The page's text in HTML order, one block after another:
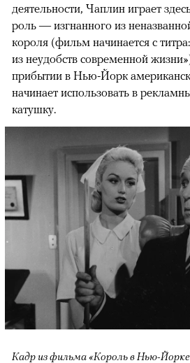
деятельности, Чаплин играет
роль — изгнанного из
короля (фильм начинается с
из неудобств современной
прибытии в Нью-Йорк
начинает использовать в
катушку.
Кадр из фильма «Король в Нью-